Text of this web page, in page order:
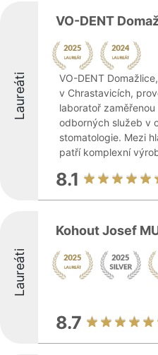
Laureáti
VO-DENT
VO-DENT
v Chrastavicích,
laboratoř
odborných služeb v
stomatologie. Mezi
patří komplexní
8.1
Laureáti
Kohout Josef
8.7